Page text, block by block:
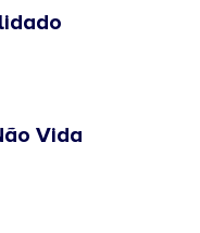
Vida